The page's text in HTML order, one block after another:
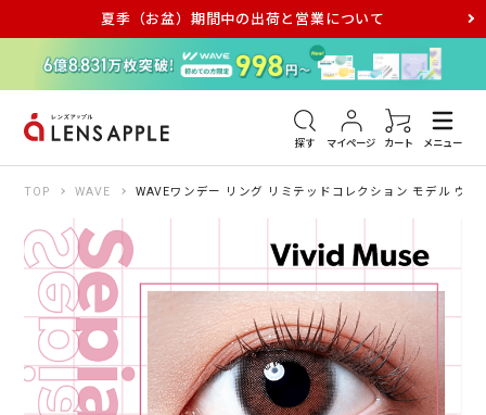
夏季（お盆）期間中の出荷と営業について
探す マイページ カート メニュー
アキュビュー メダリスト メガネ
TOP WAVE WAVEワンデー リング リミテッドコレクション モデル ヴ